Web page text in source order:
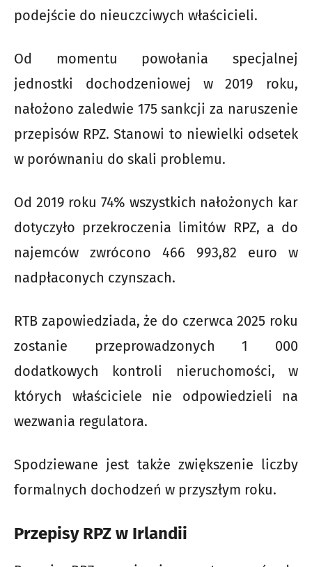
podejście do nieuczciwych właścicieli.
Od momentu powołania specjalnej
jednostki dochodzeniowej w 2019 roku,
nałożono zaledwie 175 sankcji za naruszenie
przepisów RPZ. Stanowi to niewielki odsetek
w porównaniu do skali problemu.
Od 2019 roku 74% wszystkich nałożonych kar
dotyczyło przekroczenia limitów RPZ, a do
najemców zwrócono 466 993,82 euro w
nadpłaconych czynszach.
RTB zapowiedziada, że do czerwca 2025 roku
zostanie przeprowadzonych 1 000
dodatkowych kontroli nieruchomości, w
których właściciele nie odpowiedzieli na
wezwania regulatora.
Spodziewane jest także zwiększenie liczby
formalnych dochodzeń w przyszłym roku.
Przepisy RPZ w Irlandii